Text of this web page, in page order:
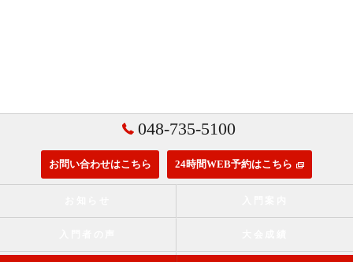
048-735-5100
お問い合わせはこちら 24時間WEB予約はこちら